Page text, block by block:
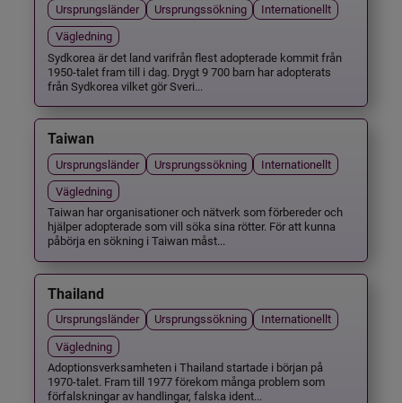
Ursprungsländer Ursprungssökning
Internationellt
Vägledning
Sydkorea är det land varifrån flest adopterade kommit från
1950-talet fram till i dag. Drygt 9 700 barn har adopterats
från Sydkorea vilket gör Sveri...
Taiwan
Ursprungsländer Ursprungssökning
Internationellt
Vägledning
Taiwan har organisationer och nätverk som förbereder och
hjälper adopterade som vill söka sina rötter. För att kunna
påbörja en sökning i Taiwan måst...
Thailand
Ursprungsländer Ursprungssökning
Internationellt
Vägledning
Adoptionsverksamheten i Thailand startade i början på
1970-talet. Fram till 1977 förekom många problem som
förfalskningar av handlingar, falska ident...